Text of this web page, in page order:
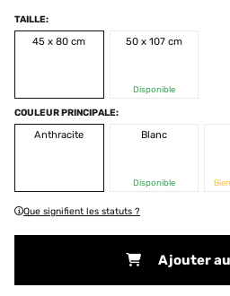
TAILLE:
45 x 80 cm
50 x 107 cm
Disponible
COULEUR PRINCIPALE:
Anthracite
Blanc
Disponible
Que signifient les statuts ?
Ajouter